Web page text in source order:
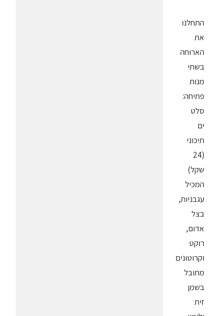
התחלנו
את
הארוחה
בשתי
מנות
פתיחה:
סלט
ים
תיכוני
(24
שקל)
המכיל
עגבניות,
בצל
אדום,
רוקט
וקרוטונים
מתובל
בשמן
זית